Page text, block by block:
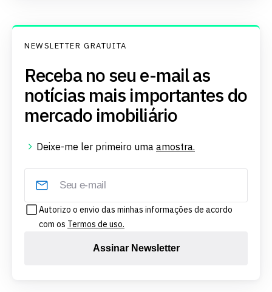
NEWSLETTER GRATUITA
Receba no seu e-mail as
notícias mais importantes do
mercado imobiliário
Deixe-me ler primeiro uma amostra.
Autorizo o envio das minhas informações de acordo
com os Termos de uso.
Assinar Newsletter